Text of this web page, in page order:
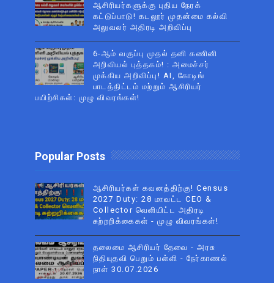
ஆசிரியர்களுக்கு புதிய நேரக்
கட்டுப்பாடு! கடலூர் முதன்மை கல்வி
அலுவலர் அதிரடி அறிவிப்பு
6-ஆம் வகுப்பு முதல் தனி கணினி
அறிவியல் புத்தகம்! : அமைச்சர்
முக்கிய அறிவிப்பு! AI, கோடிங்
பாடத்திட்டம் மற்றும் ஆசிரியர்
பயிற்சிகள்: முழு விவரங்கள்!
Popular Posts
ஆசிரியர்கள் கவனத்திற்கு! Census
2027 Duty: 28 மாவட்ட CEO &
Collector வெளியிட்ட அதிரடி
சுற்றறிக்கைகள் - முழு விவரங்கள்!
தலைமை ஆசிரியர் தேவை - அரசு
நிதியுதவி பெறும் பள்ளி - நேர்காணல்
நாள் 30.07.2026